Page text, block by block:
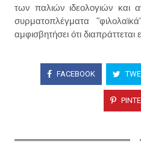
των παλιών ιδεολογιών και
συρματοπλέγματα
αμφισβητήσει ότι
FACEBOOK